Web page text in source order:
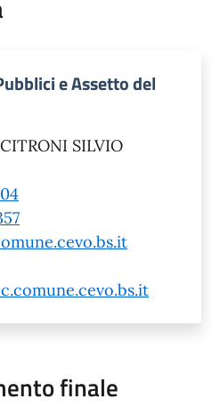
e Assetto del
CITRONI SILVIO
finale